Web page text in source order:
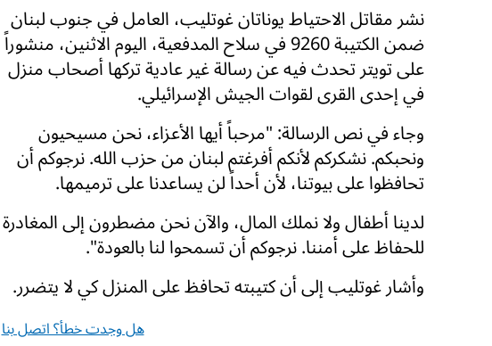
نشر مقاتل الاحتياط يوناتان غوتليب، العامل في جنوب لبنان
ضمن الكتيبة 9260 في سلاح المدفعية، اليوم الاثنين، منشوراً
على تويتر تحدث فيه عن رسالة غير عادية تركها أصحاب منزل
في إحدى القرى لقوات الجيش الإسرائيلي.
وجاء في نص الرسالة: "مرحباً أيها الأعزاء، نحن مسيحيون
ونحبكم. نشكركم لأنكم أفرغتم لبنان من حزب الله. نرجوكم أن
تحافظوا على بيوتنا، لأن أحداً لن يساعدنا على ترميمها.
لدينا أطفال ولا نملك المال، والآن نحن مضطرون إلى المغادرة
للحفاظ على أمننا. نرجوكم أن تسمحوا لنا بالعودة".
وأشار غوتليب إلى أن كتيبته تحافظ على المنزل كي لا يتضرر.
هل وجدت خطأ؟ اتصل بنا